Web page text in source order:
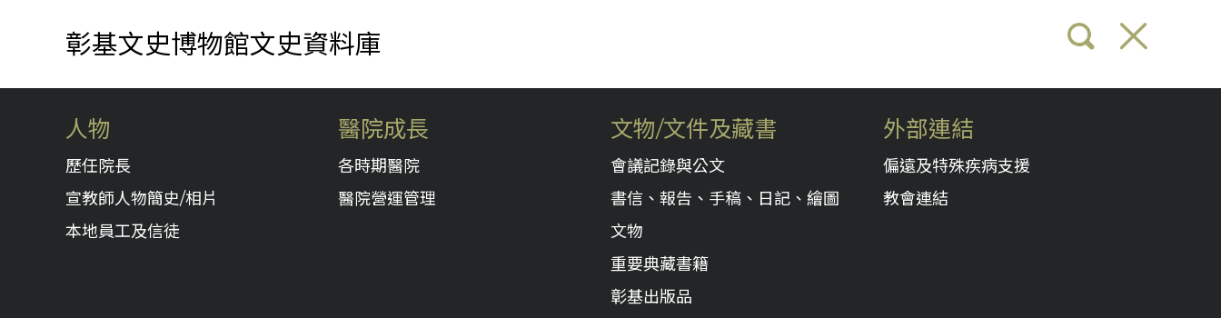
彰基文史博物館文史資料庫
人物
歷任院長
宣教師人物簡史/相片
本地員工及信徒
醫院成長
各時期醫院
醫院營運管理
文物/文件及藏書
會議記錄與公文
書信、報告、手稿、日記、繪圖
文物
重要典藏書籍
彰基出版品
外部連結
偏遠及特殊疾病支援
教會連結